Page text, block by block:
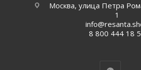
Москва, улица Петра
1
8 800 444 18